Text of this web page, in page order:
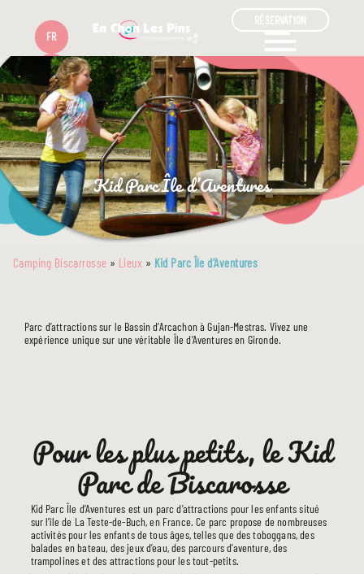
FR
EN
RÉSERVATION
Kid Parc Île d’Aventures
Camping Biscarrosse » Lieux » Kid Parc Île d’Aventures
Parc d’attractions sur le Bassin d’Arcachon à Gujan-Mestras. Vivez une
expérience unique sur une véritable Île d’Aventures en Gironde.
Pour les plus petits, le Kid
Parc de Biscarosse
Kid Parc Île d’Aventures est un parc d’attractions pour les enfants situé
sur l’île de La Teste-de-Buch, en France. Ce parc propose de nombreuses
activités pour les enfants de tous âges, telles que des toboggans, des
balades en bateau, des jeux d’eau, des parcours d’aventure, des
trampolines et des attractions pour les tout-petits.